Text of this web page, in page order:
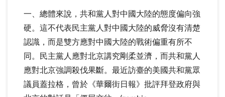
一、總體來說，共和黨人對中國大陸的態度偏向強
硬。這不代表民主黨人對中國大陸的威脅沒有清楚
認識，而是雙方應對中國大陸的戰術偏重有所不
同。民主黨人應對北京講究剛柔並濟，而共和黨人
應對北京強調殺伐果斷。最近訪臺的美國共和黨眾
議員蓋拉格，曾於《華爾街日報》批評拜登政府與